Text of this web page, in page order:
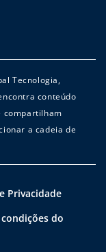
Tecnologia,
conteúdo
compartilham
a cadeia de
Privacidade
do